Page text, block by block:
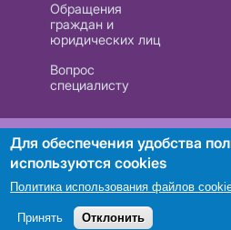
Обращения
граждан и
юридических лиц
Вопрос
специалисту
РУП «Белтелеком».
Поиск
Для обеспечения удобства
используются cookies
Политика использования файлов
Принять Отклонить